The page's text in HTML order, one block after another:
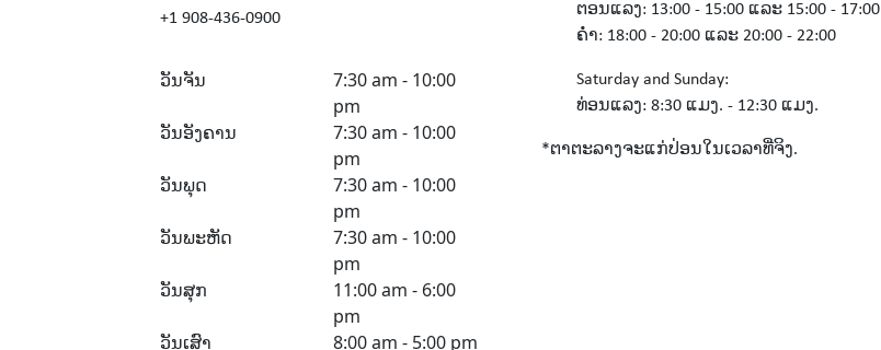
+1 908-436-0900
ວັນຈັນ
7:30 am - 10:00
pm
ວັນອັງຄານ
7:30 am - 10:00
pm
ວັນພຸດ
7:30 am - 10:00
pm
ວັນພະຫັດ
7:30 am - 10:00
pm
ວັນສຸກ
11:00 am - 6:00
pm
ວັນເສົາ
8:00 am - 5:00 pm
ຕອນແລງ: 13:00 - 15:00 ແລະ 15:00 - 17:00
ຄ່ຳ: 18:00 - 20:00 ແລະ 20:00 - 22:00
Saturday and Sunday:
ທ່ອນແລງ: 8:30 ແມງ. - 12:30 ແມງ.
*ຕາຕະລາງຈະແກ່ປ່ອນໃນເວລາທີ່ຈິງ.